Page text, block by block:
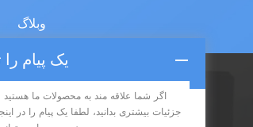
وبلاگ
یک پیام
اگر شما علاقه مند به محصولات ما
جزئیات بیشتری بدانید، لطفا یک پیام را در